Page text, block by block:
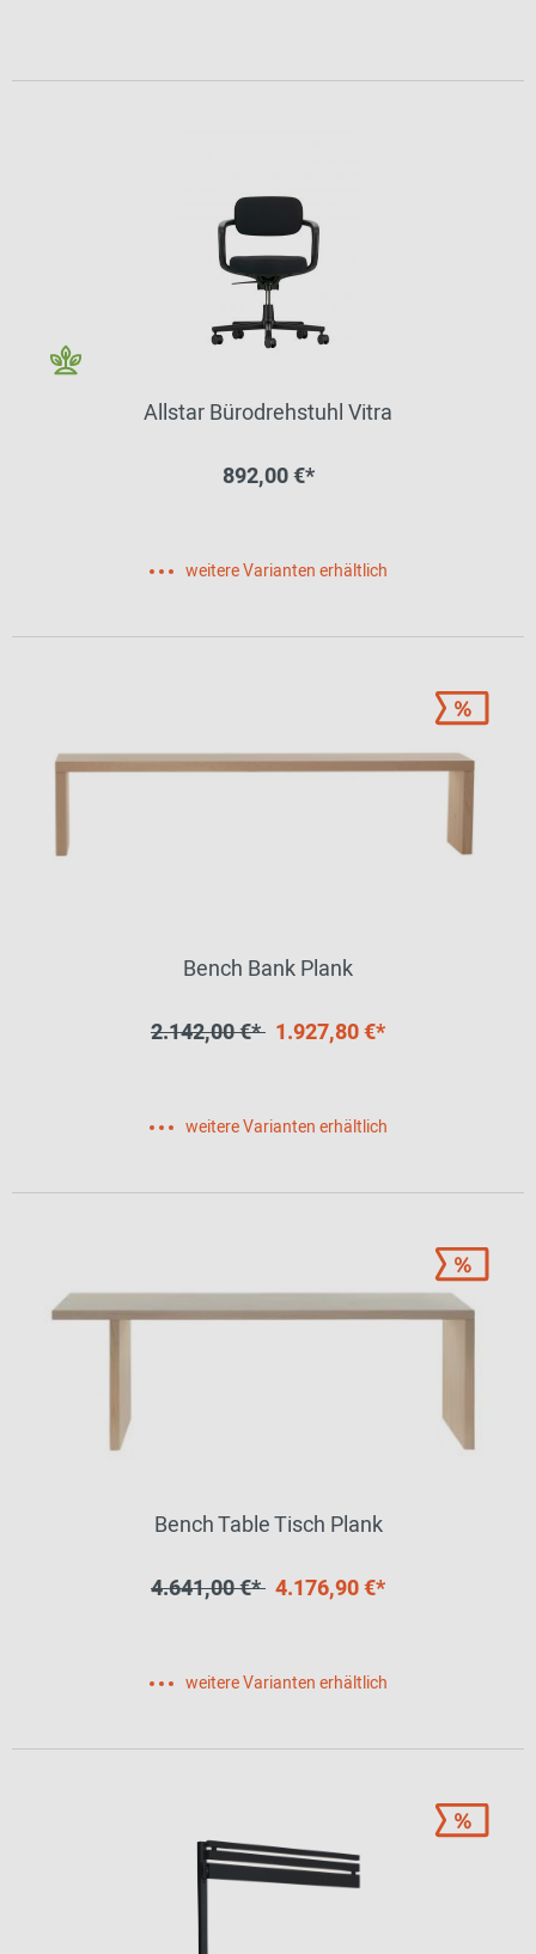
Allstar Bürodrehstuhl Vitra
892,00 €*
weitere Varianten erhältlich
Bench Bank Plank
2.142,00 €* 1.927,80 €*
weitere Varianten erhältlich
Bench Table Tisch Plank
4.641,00 €* 4.176,90 €*
weitere Varianten erhältlich